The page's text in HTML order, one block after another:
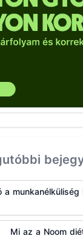
a
Mi az a Noom